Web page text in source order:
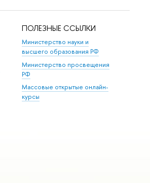
ПОЛЕЗНЫЕ ССЫЛКИ
Министерство науки и
высшего образования РФ
Министерство просвещения
РФ
Массовые открытые онлайн-
курсы